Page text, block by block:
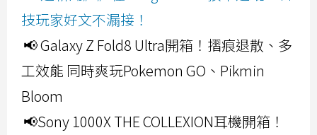
技玩家好文不漏接！
📢 Galaxy Z Fold8 Ultra開箱！摺痕退散、多
工效能 同時爽玩Pokemon GO、Pikmin
Bloom
📢Sony 1000X THE COLLEXION耳機開箱！